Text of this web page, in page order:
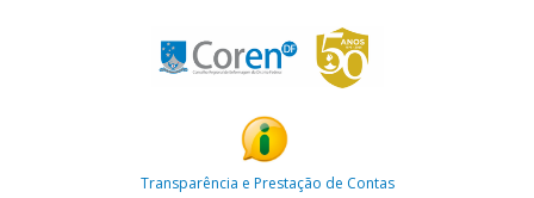
Transparência e Prestação de Contas